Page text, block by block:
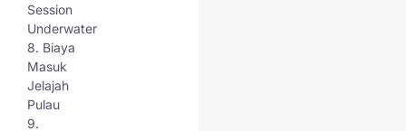
berkesan!
Kami antar kalian masuk
ke Pulau Bintang untuk
menikmati fasilitas seperti
kolam renang, waterboom,
aquarium bawah laut
Session
Underwater
8. Biaya
Masuk
Jelajah
Pulau
9.